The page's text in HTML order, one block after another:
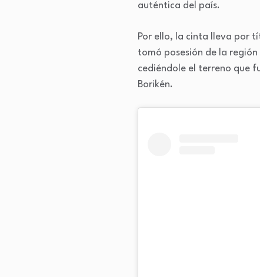
auténtica del país.
Por ello, la cinta lleva por
tomó posesión de la
cediéndole el terreno que
Borikén.